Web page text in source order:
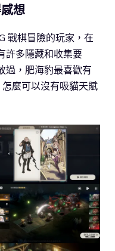
想
戰棋冒險的玩家，在
許多隱藏和收集要
過，肥海豹最喜歡有
麼可以沒有吸貓天賦